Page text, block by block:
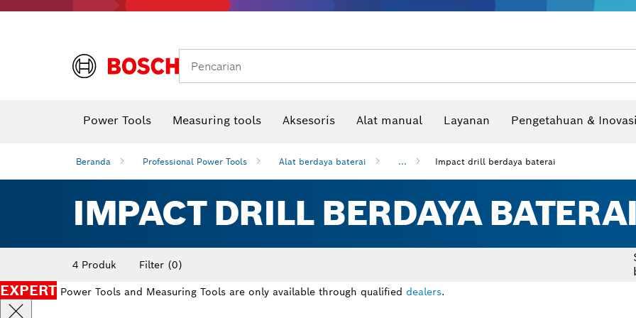
Pencarian
Power Tools Measuring tools Aksesoris Alat manual Layanan Pengetahuan & Inovasi
Beranda Professional Power Tools Alat berdaya baterai ... Impact drill berdaya baterai
IMPACT DRILL BERDAYA BATERAI
4 Produk Filter (0)
EXPERT Power Tools and Measuring Tools are only available through qualified dealers.